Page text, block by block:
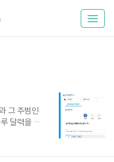
그 주범인
달력을 통
방할 수
루 바로가